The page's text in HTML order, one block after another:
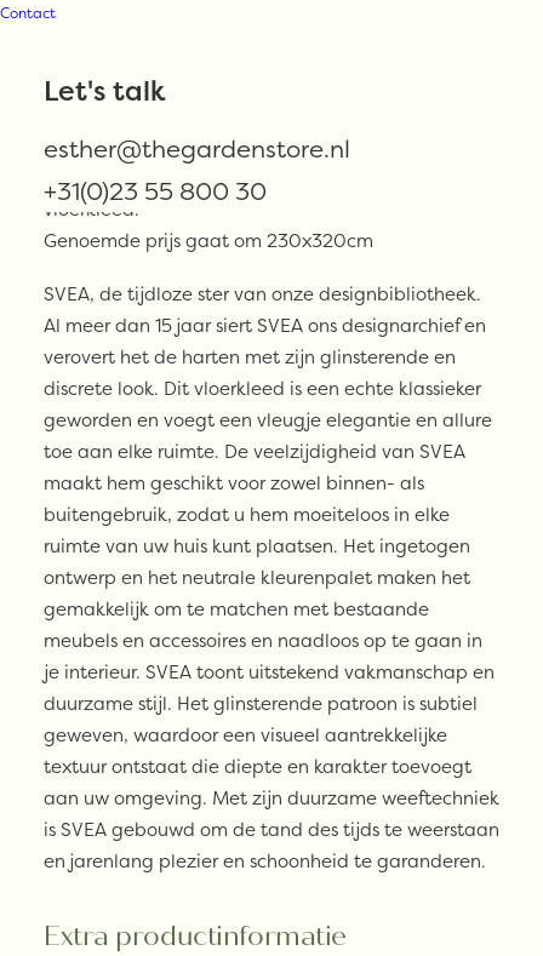
Contact
Let's talk
esther@thegardenstore.nl
+31(0)23 55 800 30
SVEA
De prijs is afhankelijk van het formaat van het
vloerkleed.
Genoemde prijs gaat om 230x320cm
SVEA, de tijdloze ster van onze designbibliotheek.
Al meer dan 15 jaar siert SVEA ons designarchief en
verovert het de harten met zijn glinsterende en
discrete look. Dit vloerkleed is een echte klassieker
geworden en voegt een vleugje elegantie en allure
toe aan elke ruimte. De veelzijdigheid van SVEA
maakt hem geschikt voor zowel binnen- als
buitengebruik, zodat u hem moeiteloos in elke
ruimte van uw huis kunt plaatsen. Het ingetogen
ontwerp en het neutrale kleurenpalet maken het
gemakkelijk om te matchen met bestaande
meubels en accessoires en naadloos op te gaan in
je interieur. SVEA toont uitstekend vakmanschap en
duurzame stijl. Het glinsterende patroon is subtiel
geweven, waardoor een visueel aantrekkelijke
textuur ontstaat die diepte en karakter toevoegt
aan uw omgeving. Met zijn duurzame weeftechniek
is SVEA gebouwd om de tand des tijds te weerstaan
​​en jarenlang plezier en schoonheid te garanderen.
Extra productinformatie